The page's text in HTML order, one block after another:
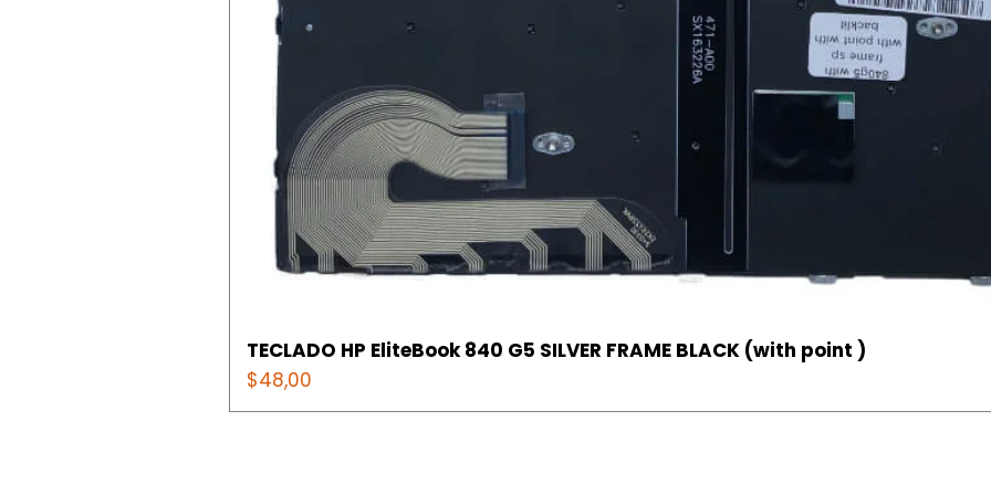
TECLADO HP EliteBook 840 G5 SILVER FRAME BLACK (with point )
Precio
$48,00